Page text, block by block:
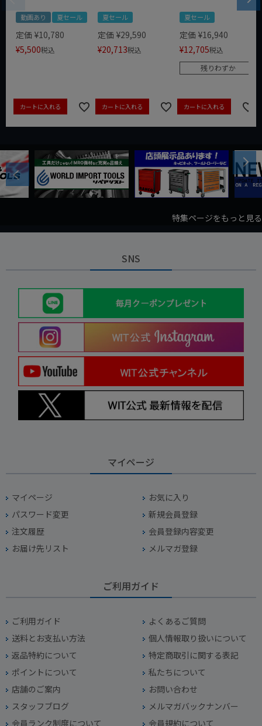
動画あり 夏セール
定価 ¥10,780
¥5,500税込
カートに入れる
夏セール
定価 ¥29,590
¥20,713税込
カートに入れる
夏セール
定価 ¥16,940
¥12,705税込
残りわずか
カートに入れる
Previous
Next
特集ページをもっと見る
SNS
マイページ
マイページ
お気に入り
パスワード変更
新規会員登録
注文履歴
会員登録内容変更
お届け先リスト
メルマガ登録
ご利用ガイド
ご利用ガイド
よくあるご質問
送料とお支払い方法
個人情報取り扱いについて
返品特約について
特定商取引に関する表記
ポイントについて
私たちについて
店舗のご案内
お問い合わせ
スタッフブログ
メルマガバックナンバー
会員ランク制度について
会員規約について